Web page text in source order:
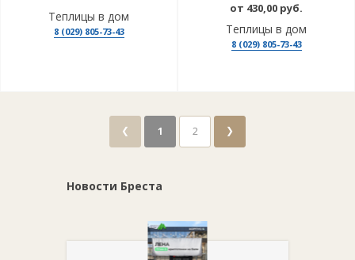
Теплицы в дом
8 (029) 805-73-43
от 430,00 руб.
Теплицы в дом
8 (029) 805-73-43
❮ 1 2 ❯
Новости Бреста